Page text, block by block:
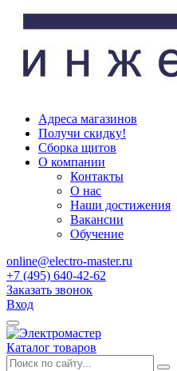
Адреса магазинов
Получи скидку!
Сборка щитов
О компании
Контакты
О нас
Наши достижения
Вакансии
Обучение
online@electro-master.ru
+7 (495) 640-42-62
Заказать звонок
Вход
Каталог товаров